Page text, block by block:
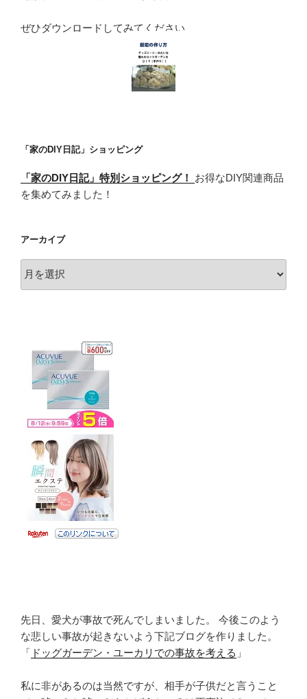
ぜひダウンロードしてみてください
「家のDIY日記」ショッピング
「家のDIY日記」特別ショッピング！ お得なDIY関連商品
を集めてみました！
アーカイブ
ー
先日、愛犬が事故で死んでしまいました。 今後このよう
な悲しい事故が起きないよう下記ブログを作りました。
「 ドッグガーデン・ユーカリでの事故を考える 」
私に非があるのは当然ですが、相手が子供だと言うこと